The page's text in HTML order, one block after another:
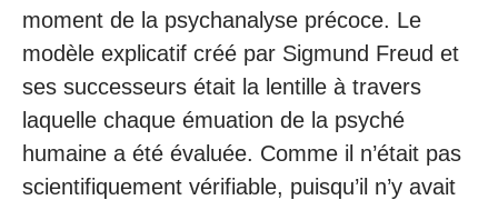
moment de la psychanalyse précoce. Le
modèle explicatif créé par Sigmund Freud et
ses successeurs était la lentille à travers
laquelle chaque émuation de la psyché
humaine a été évaluée. Comme il n’était pas
scientifiquement vérifiable, puisqu’il n’y avait